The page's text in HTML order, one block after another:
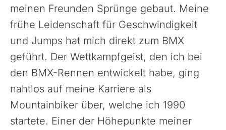
meinen Freunden Sprünge gebaut. Meine
frühe Leidenschaft für Geschwindigkeit
und Jumps hat mich direkt zum BMX
geführt. Der Wettkampfgeist, den ich bei
den BMX-Rennen entwickelt habe, ging
nahtlos auf meine Karriere als
Mountainbiker über, welche ich 1990
startete. Einer der Höhepunkte meiner